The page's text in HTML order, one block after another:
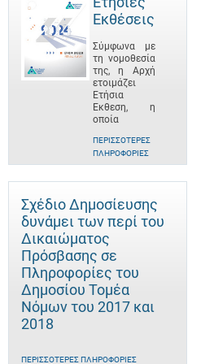
Εκθέσεις
Σύμφωνα με
τη νομοθεσία
της, η Αρχή
ετοιμάζει
Ετήσια
Έκθεση, η
οποία
ΠΕΡΙΣΣΌΤΕΡΕΣ
ΠΛΗΡΟΦΟΡΊΕΣ
Σχέδιο Δημοσίευσης
δυνάμει των περί του
Δικαιώματος
Πρόσβασης σε
Πληροφορίες του
Δημοσίου Τομέα
Νόμων του 2017 και
2018
ΠΕΡΙΣΣΌΤΕΡΕΣ ΠΛΗΡΟΦΟΡΊΕΣ